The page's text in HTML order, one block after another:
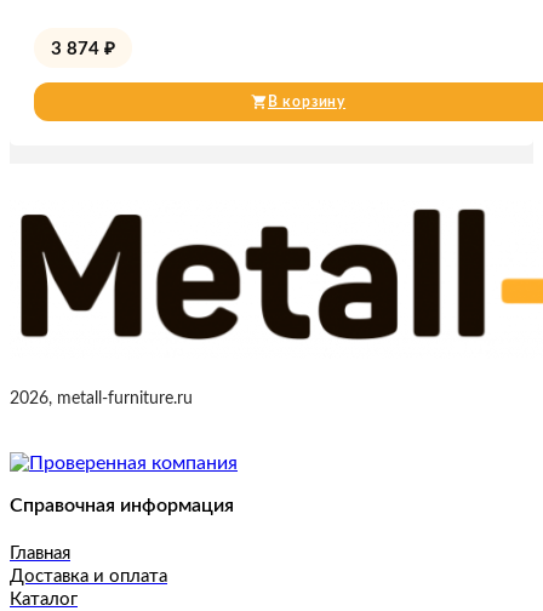
3 874 ₽
В корзину
2026, metall-furniture.ru
Справочная информация
Главная
Доставка и оплата
Каталог